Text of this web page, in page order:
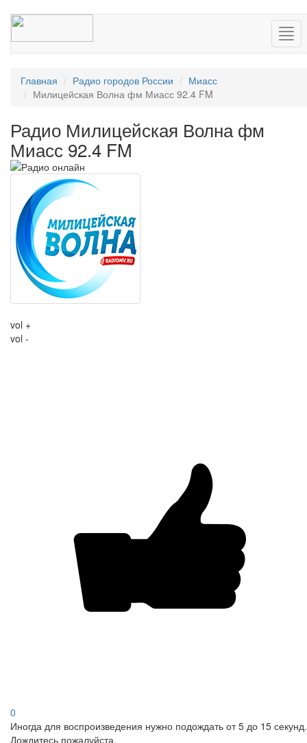
Главная Радио городов России
Миасс
Милицейская Волна фм Миасс 92.4 FM
Радио Милицейская Волна фм
Миасс 92.4 FM
vol +
vol -
0
Иногда для воспроизведения нужно подождать от 5 до 15 секунд.
Дождитесь пожалуйста.